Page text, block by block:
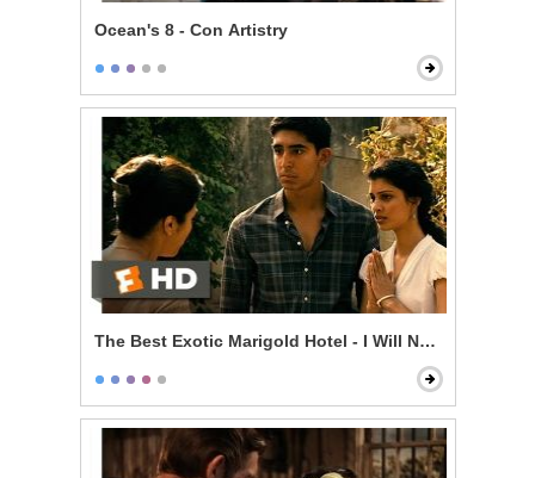
Ocean's 8 - Con Artistry
The Best Exotic Marigold Hotel - I Will Not Live